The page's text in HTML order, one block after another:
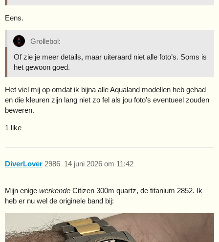
Eens.
Grollebol:
Of zie je meer details, maar uiteraard niet alle foto’s. Soms is
het gewoon goed.
Het viel mij op omdat ik bijna alle Aqualand modellen heb gehad
en die kleuren zijn lang niet zo fel als jou foto’s eventueel zouden
beweren.
1 like
DiverLover 14 juni 2026 om 11:42
2986
Mijn enige werkende Citizen 300m quartz, de titanium 2852. Ik
heb er nu wel de originele band bij: